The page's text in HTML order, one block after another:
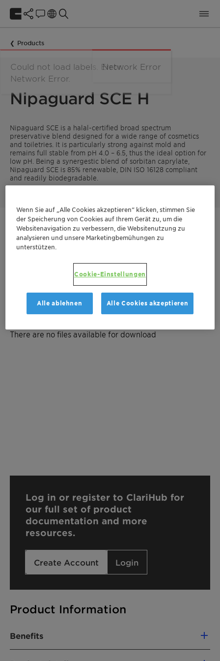
Products
Nipaguard SCE H
Nipaguard SCE is a halal-certified broad spectrum
preservative blend designed for a wide range of cosmetics
and toiletries. It is particularly strong against mold and
remains full stable from pH 4.0 – 6.5, thus the ideal option for
low pH. Being a synergestic blend of sorbitan caprylate,
Nipaguard SCE is 85% renewable, DIN ISO 16128 compliant
and readily biodegradable.
Kontaktieren Sie uns
Kostenvoranschlag anfordern
Product Information
Benefits
Documentation
There are no files available for download
Log in or register to ClariHub for
our full set of product
documentation and more
resources.
Create Account Login
Wenn Sie auf „Alle Cookies akzeptieren“ klicken, stimmen Sie
der Speicherung von Cookies auf Ihrem Gerät zu, um die
Websitenavigation zu verbessern, die Websitenutzung zu
analysieren und unsere Marketingbemühungen zu
unterstützen.
Cookie-Einstellungen
Alle ablehnen Alle Cookies akzeptieren